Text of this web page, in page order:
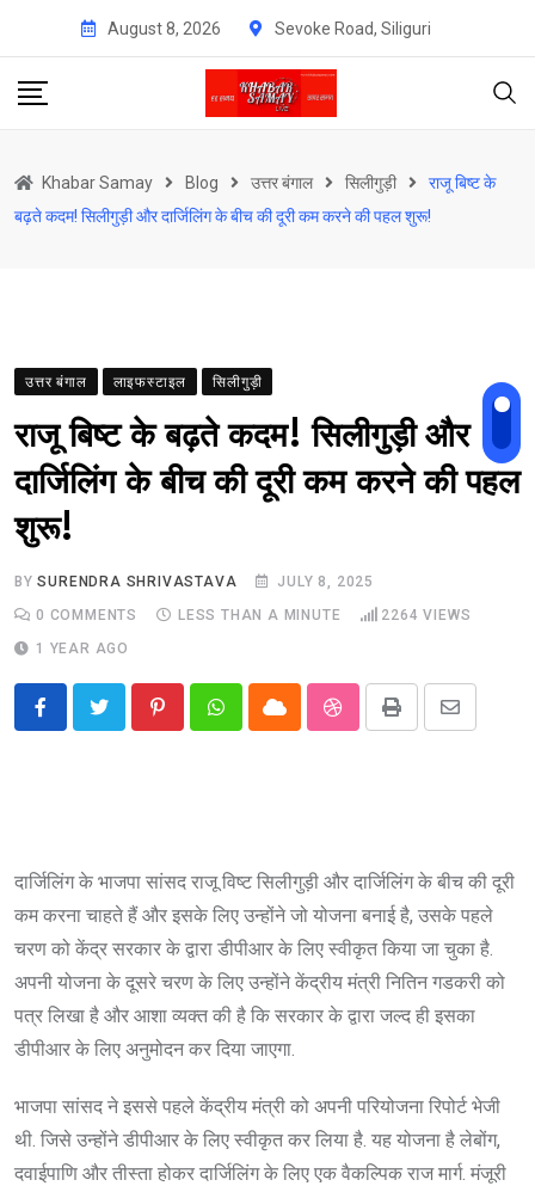
content
August 8, 2026 Sevoke Road, Siliguri
Khabar Samay Blog उत्तर बंगाल सिलीगुड़ी
राजू बिष्ट के
बढ़ते कदम! सिलीगुड़ी और दार्जिलिंग के बीच की दूरी कम करने की पहल शुरू!
उत्तर बंगाल लाइफस्टाइल सिलीगुड़ी
राजू बिष्ट के बढ़ते कदम! सिलीगुड़ी और
दार्जिलिंग के बीच की दूरी कम करने की पहल
शुरू!
BYSURENDRA SHRIVASTAVA
JULY 8, 2025
0 COMMENTS LESS THAN A MINUTE 2264 VIEWS
1 YEAR AGO
PinterestWhatsappCloud StumbleUpon
Print
Share
दार्जिलिंग के भाजपा सांसद राजू विष्ट सिलीगुड़ी और दार्जिलिंग के बीच की दूरी
कम करना चाहते हैं और इसके लिए उन्होंने जो योजना बनाई है, उसके पहले
चरण को केंद्र सरकार के द्वारा डीपीआर के लिए स्वीकृत किया जा चुका है.
अपनी योजना के दूसरे चरण के लिए उन्होंने केंद्रीय मंत्री नितिन गडकरी को
पत्र लिखा है और आशा व्यक्त की है कि सरकार के द्वारा जल्द ही इसका
डीपीआर के लिए अनुमोदन कर दिया जाएगा.
भाजपा सांसद ने इससे पहले केंद्रीय मंत्री को अपनी परियोजना रिपोर्ट भेजी
थी. जिसे उन्होंने डीपीआर के लिए स्वीकृत कर लिया है. यह योजना है लेबोंग,
दवाईपाणि और तीस्ता होकर दार्जिलिंग के लिए एक वैकल्पिक राज मार्ग. मंजूरी